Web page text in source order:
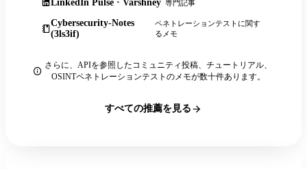
LinkedIn Pulse · Varshney 専門記事
Cybersecurity-Notes
(3ls3if)
ペネトレーションテストに関す
るメモ
さらに、APIを参照したコミュニティ投稿、チュートリアル、
OSINTペネトレーションテストのメモが数十件あります。
すべての推薦を見る